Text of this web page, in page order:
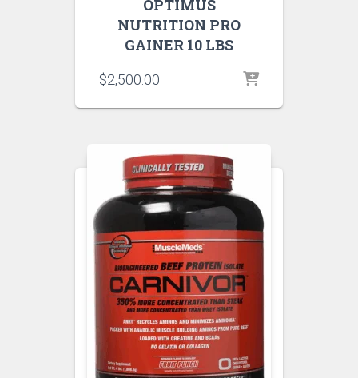
OPTIMUS
NUTRITION PRO
GAINER 10 LBS
$2,500.00